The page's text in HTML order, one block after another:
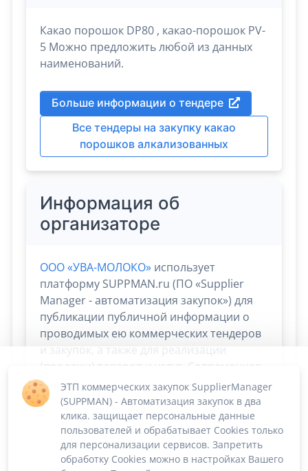
Какао порошок DP80 , какао-порошок PV-
5 Можно предложить любой из данных
наименований.
Больше информации о тендере
Все тендеры на закупку какао
порошков алкализованных
Информация об
организаторе
ООО «УВА-МОЛОКО» использует
платформу SUPPMAN.ru (ПО «Supplier
Manager - автоматизация закупок») для
публикации публичной информации о
проводимых ею коммерческих тендеров
и закупок, а также для реализации
(продажи) товаров и услуг. Современная
облачная платформа Supplier Manager
даетвозможностьсосредоточиться на
скорости и эффективности сбыта и
снабжения. Остальные процессы берёт
на себя!
ЭТП коммерческих закупок SupplierManager
(SUPPMAN) - Автоматизация закупок в два
клика. защищает персональные данные
пользователей и обрабатывает Cookies только
для персонализации сервисов. Запретить
обработку Cookies можно в настройках Вашего